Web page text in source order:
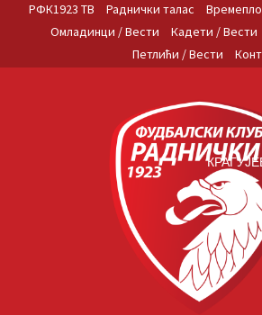
РФК1923 ТВ Раднички талас
Омладинци / Вести
Кадети / Вести
Петлићи / Вести